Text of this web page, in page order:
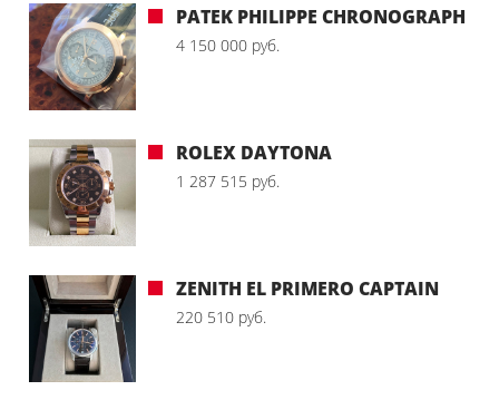
PATEK PHILIPPE CHRONOGRAPH
4 150 000 руб.
ROLEX DAYTONA
1 287 515 руб.
ZENITH EL PRIMERO CAPTAIN
220 510 руб.